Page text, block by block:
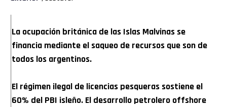
La ocupación británica de las Islas Malvinas se
financia mediante el saqueo de recursos que son de
todos los argentinos.
El régimen ilegal de licencias pesqueras sostiene el
60% del PBI isleño. El desarrollo petrolero offshore